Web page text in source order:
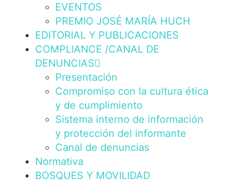
EVENTOS
PREMIO JOSÉ MARÍA HUCH
EDITORIAL Y PUBLICACIONES
COMPLIANCE /CANAL DE
DENUNCIAS
Presentación
Compromiso con la cultura ética
y de cumplimiento
Sistema interno de información
y protección del informante
Canal de denuncias
Normativa
BOSQUES Y MOVILIDAD